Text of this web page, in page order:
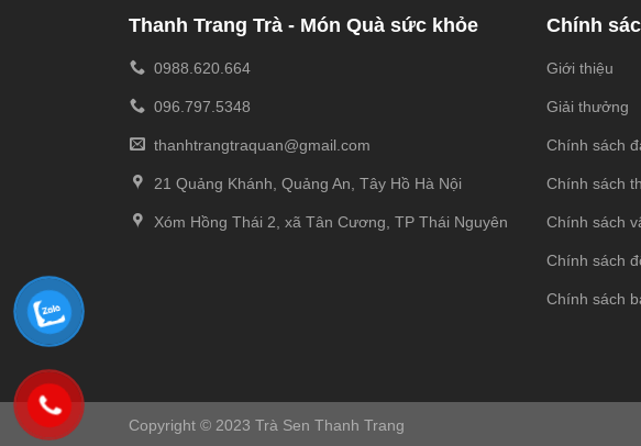
Thanh Trang Trà - Món Quà sức khỏe
0988.620.664
096.797.5348
thanhtrangtraquan@gmail.com
21 Quảng Khánh, Quảng An, Tây Hồ Hà Nội
Xóm Hồng Thái 2, xã Tân Cương, TP Thái Nguyên
Chính
Giới thiệu
Giải thưởng
Chính sách
Chính sách
Chính sách
Chính sách
Chính sách
Copyright © 2023 Trà Sen Thanh Trang